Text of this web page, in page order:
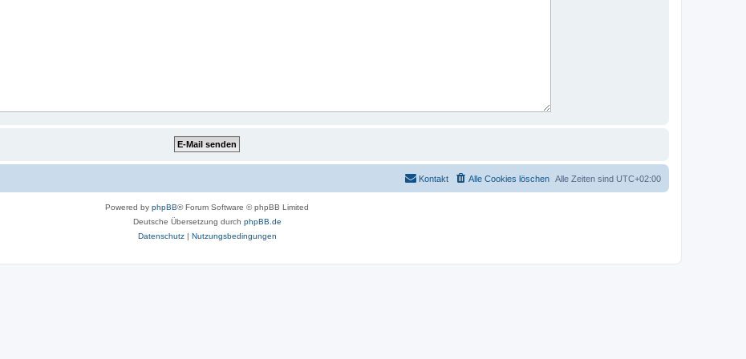
Alle Zeiten sind UTC+02:00
Alle Cookies löschen
Kontakt
Powered by phpBB® Forum Software © phpBB Limited
Deutsche Übersetzung durch phpBB.de
Datenschutz| Nutzungsbedingungen